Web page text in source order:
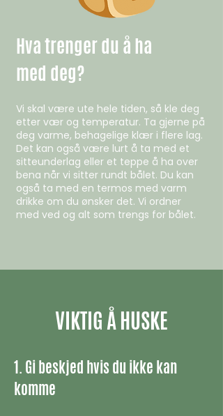
Hva trenger du å ha
med deg?
Vi skal være ute hele tiden, så kle deg
etter vær og temperatur. Ta gjerne på
deg varme, behagelige klær i flere lag.
Det kan også være lurt å ta med et
sitteunderlag eller et teppe å ha over
bena når vi sitter rundt bålet. Du kan
også ta med en termos med varm
drikke om du ønsker det. Vi ordner
med ved og alt som trengs for bålet.
VIKTIG Å HUSKE
1. Gi beskjed hvis du ikke kan
komme